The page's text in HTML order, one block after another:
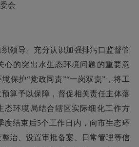
会
导。充分认识加强排污口监督管
心的突出水生态环境问题的重要意
保护“党政同责”“一岗双责”，将工
算予以保障，督促相关责任主体落
态环境局结合辖区实际细化工作方
度结束后5个工作日内，向市生态环
治、设置审批备案、日常管理等信